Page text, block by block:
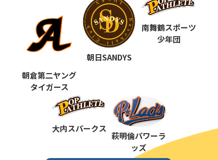
ポップアスリートカップ
第10回 ポップアスリートカップ
第9回 ポップアスリートカップ
第7回
第6回 ポップアスリートカップ
第5回 ポップアスリートカップ
ポップアスリートカップ
朝倉第二ヤング
タイガース
朝日SANDYS
南舞鶴スポーツ
少年団
大内スパークス
萩明倫パワーラ
ッズ